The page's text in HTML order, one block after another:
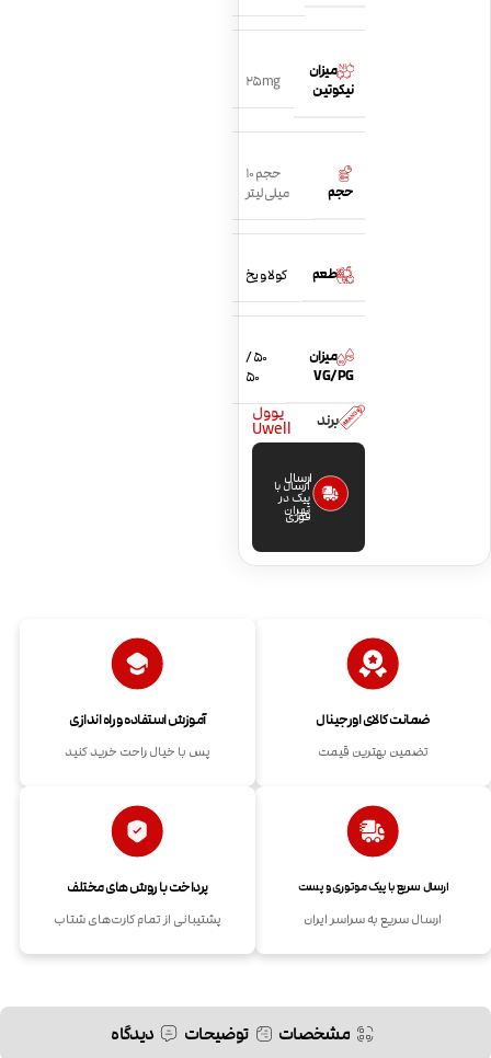
میزان
نیکوتین
25mg
حجم
حجم 10
میلی لیتر
طعم کولا و یخ
میزان
VG/PG
50 /
50
برند یوول
Uwell
ارسال
فوری
ارسال با
پیک در
تهران
ضمانت کالای اورجینال
تضمین بهترین قیمت
آموزش استفاده و راه اندازی
پس با خیال راحت خرید کنید
ارسال سریع با پیک موتوری و پست
ارسال سریع به سراسر ایران
پرداخت با روش های مختلف
پشتیبانی از تمام کارت‌های شتاب
مشخصات توضیحات دیدگاه